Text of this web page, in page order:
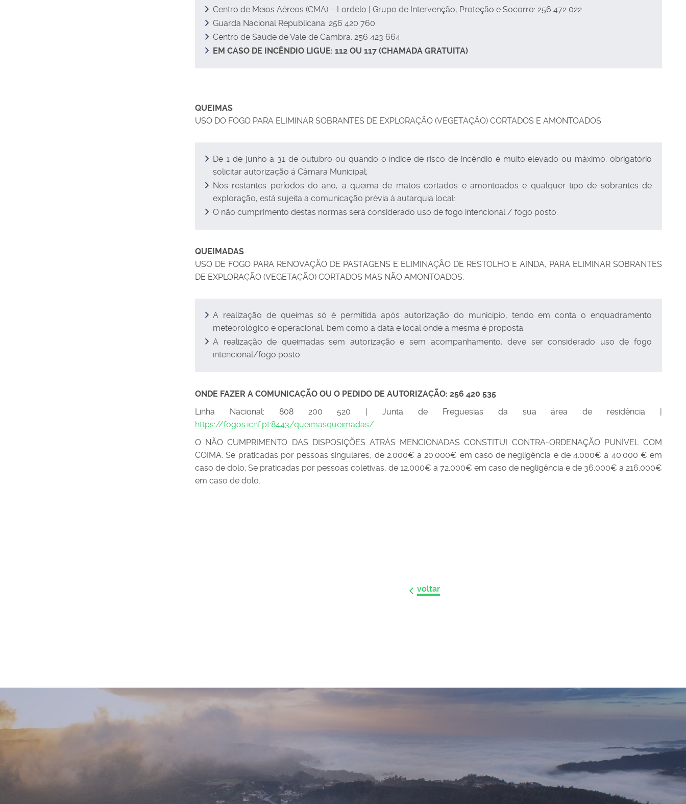
Centro de Meios Aéreos (CMA) – Lordelo | Grupo de Intervenção, Proteção e Socorro: 256 472 022
Guarda Nacional Republicana: 256 420 760
Centro de Saúde de Vale de Cambra: 256 423 664
EM CASO DE INCÊNDIO LIGUE: 112 OU 117 (CHAMADA GRATUITA)
QUEIMAS
USO DO FOGO PARA ELIMINAR SOBRANTES DE EXPLORAÇÃO (VEGETAÇÃO) CORTADOS E AMONTOADOS
De 1 de junho a 31 de outubro ou quando o índice de risco de incêndio é muito elevado ou máximo: obrigatório
solicitar autorização á Câmara Municipal;
Nos restantes períodos do ano, a queima de matos cortados e amontoados e qualquer tipo de sobrantes de
exploração, está sujeita a comunicação prévia à autarquia local:
O não cumprimento destas normas será considerado uso de fogo intencional / fogo posto.
QUEIMADAS
USO DE FOGO PARA RENOVAÇÃO DE PASTAGENS E ELIMINAÇÃO DE RESTOLHO E AINDA, PARA ELIMINAR SOBRANTES
DE EXPLORAÇÃO (VEGETAÇÃO) CORTADOS MAS NÃO AMONTOADOS.
A realização de queimas só é permitida após autorização do município, tendo em conta o enquadramento
meteorológico e operacional, bem como a data e local onde a mesma é proposta.
A realização de queimadas sem autorização e sem acompanhamento, deve ser considerado uso de fogo
intencional/fogo posto.
ONDE FAZER A COMUNICAÇÃO OU O PEDIDO DE AUTORIZAÇÃO: 256 420 535
Linha Nacional: 808 200 520 | Junta de Freguesias da sua área de residência |
https://fogos.icnf.pt:8443/queimasqueimadas/
O NÃO CUMPRIMENTO DAS DISPOSIÇÕES ATRÁS MENCIONADAS CONSTITUI CONTRA-ORDENAÇÃO PUNÍVEL COM
COIMA. Se praticadas por pessoas singulares, de 2.000€ a 20.000€ em caso de negligência e de 4.000€ a 40.000 € em
caso de dolo; Se praticadas por pessoas coletivas, de 12.000€ a 72.000€ em caso de negligência e de 36.000€ a 216.000€
em caso de dolo.
voltar